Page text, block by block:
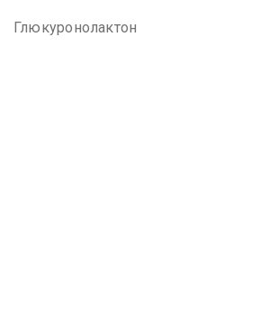
Глюкуронолактон